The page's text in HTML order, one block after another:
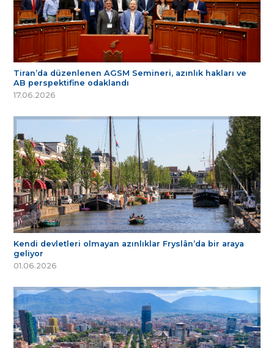
Tiran’da düzenlenen AGSM Semineri, azınlık hakları ve
AB perspektifine odaklandı
17.06.2026
Kendi devletleri olmayan azınlıklar Fryslân’da bir araya
geliyor
01.06.2026